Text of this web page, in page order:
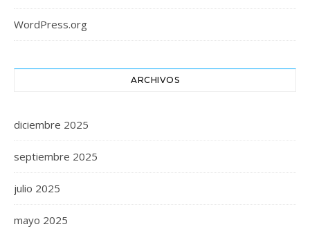
WordPress.org
ARCHIVOS
diciembre 2025
septiembre 2025
julio 2025
mayo 2025